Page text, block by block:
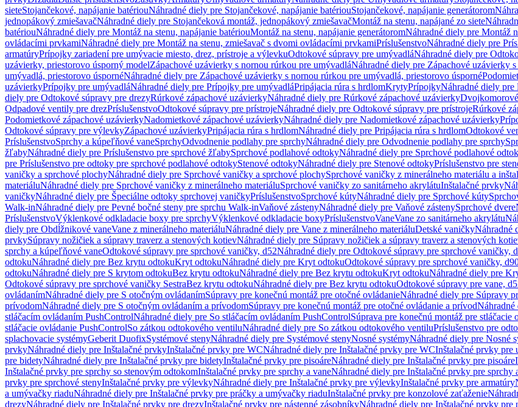
sieteStojančekové, napájanie batériouNáhradné diely pre Stojančekové, napájanie batériouStojančekové, napájanie generátorom
jednopákový zmiešavačNáhradné diely pre Stojančeková montáž, jednopákový zmiešavačMontáž na stenu, napájané zo siete
batériouNáhradné diely pre Montáž na stenu, napájanie batériouMontáž na stenu, napájanie generátoromNáhradné diely pre Montáž
ovládacími prvkamiNáhradné diely pre Montáž na stenu, zmiešavač s dvomi ovládacími prvkamiPríslušenstvoNáhradné diely pre
armatúryPrípojky zariadení pre umývacie miesto, drez, prístroje a výlevkuOdtokové súpravy pre umývadláNáhradné diely pre
uzávierky, priestorovo úsporný modelZápachové uzávierky s nornou rúrkou pre umývadláNáhradné diely pre Zápachové uzávierky
umývadlá, priestorovo úspornéNáhradné diely pre Zápachové uzávierky s nornou rúrkou pre umývadlá, priestorovo úsporné
uzávierkyPrípojky pre umývadláNáhradné diely pre Prípojky pre umývadláPripájacia rúra s hrdlomKrytyPrípojkyNáhradné diely pre
diely pre Odtokové súpravy pre drezyRúrkové zápachové uzávierkyNáhradné diely pre Rúrkové zápachové uzávierky
Odpadové ventily pre drezPríslušenstvoOdtokové súpravy pre prístrojeNáhradné diely pre Odtokové súpravy pre prístrojeRúrkové
Podomietkové zápachové uzávierkyNadomietkové zápachové uzávierkyNáhradné diely pre Nadomietkové zápachové uzávierky
Odtokové súpravy pre výlevkyZápachové uzávierkyPripájacia rúra s hrdlomNáhradné diely pre Pripájacia rúra s hrdlomOdtokové
PríslušenstvoSprchy a kúpeľňové vaneSprchyOdvodnenie podlahy pre sprchyNáhradné diely pre Odvodnenie podlahy pre sprchy
žľabyNáhradné diely pre Príslušenstvo pre sprchové žľabySprchové podlahové odtokyNáhradné diely pre Sprchové podlahové
pre Príslušenstvo pre odtoky pre sprchové podlahové odtokyStenové odtokyNáhradné diely pre Stenové odtokyPríslušenstvo pre
vaničky a sprchové plochyNáhradné diely pre Sprchové vaničky a sprchové plochySprchové vaničky z minerálneho materiálu a
materiáluNáhradné diely pre Sprchové vaničky z minerálneho materiáluSprchové vaničky zo sanitárneho akrylátuInštalačné prvky
vaničkyNáhradné diely pre Špeciálne odtoky sprchovej vaničkyPríslušenstvoSprchové kútyNáhradné diely pre Sprchové kúty
Walk-inNáhradné diely pre Pevné bočné steny pre sprchu Walk-inVaňové zástenyNáhradné diely pre Vaňové zástenySprchové dvere
PríslušenstvoVýklenkové odkladacie boxy pre sprchyVýklenkové odkladacie boxyPríslušenstvoVaneVane zo sanitárneho akrylátu
diely pre Obdĺžnikové vaneVane z minerálneho materiáluNáhradné diely pre Vane z minerálneho materiáluDetské vaničkyNáhradné
prvkySúpravy nožičiek a súpravy traverz a stenových kotievNáhradné diely pre Súpravy nožičiek a súpravy traverz a stenových
sprchy a kúpeľňové vaneOdtokové súpravy pre sprchové vaničky, d52Náhradné diely pre Odtokové súpravy pre sprchové vaničky,
odtokuNáhradné diely pre Bez krytu odtokuKryt odtokuNáhradné diely pre Kryt odtokuOdtokové súpravy pre sprchové vaničky,
odtokuNáhradné diely pre S krytom odtokuBez krytu odtokuNáhradné diely pre Bez krytu odtokuKryt odtokuNáhradné diely pre
Odtokové súpravy pre sprchové vaničky SestraBez krytu odtokuNáhradné diely pre Bez krytu odtokuOdtokové súpravy pre vane,
ovládanímNáhradné diely pre S otočným ovládanímSúpravy pre konečnú montáž pre otočné ovládanieNáhradné diely pre Súpravy
prívodomNáhradné diely pre S otočným ovládaním a prívodomSúpravy pre konečnú montáž pre otočné ovládanie a prívodNáhradné
stláčacím ovládaním PushControlNáhradné diely pre So stláčacím ovládaním PushControlSúprava pre konečnú montáž pre stláčacie
stláčacie ovládanie PushControlSo zátkou odtokového ventiluNáhradné diely pre So zátkou odtokového ventiluPríslušenstvo pre
splachovacie systémyGeberit DuofixSystémové stenyNáhradné diely pre Systémové stenyNosné systémyNáhradné diely pre Nosné
prvkyNáhradné diely pre Inštalačné prvkyInštalačné prvky pre WCNáhradné diely pre Inštalačné prvky pre WCInštalačné prvky pre
pre bidetyNáhradné diely pre Inštalačné prvky pre bidetyInštalačné prvky pre pisoáreNáhradné diely pre Inštalačné prvky pre pisoáre
Inštalačné prvky pre sprchy so stenovým odtokomInštalačné prvky pre sprchy a vaneNáhradné diely pre Inštalačné prvky pre sprchy
prvky pre sprchové stenyInštalačné prvky pre výlevkyNáhradné diely pre Inštalačné prvky pre výlevkyInštalačné prvky pre armatúry
a umývačky riaduNáhradné diely pre Inštalačné prvky pre práčky a umývačky riaduInštalačné prvky pre konzolové zaťaženie
drezyNáhradné diely pre Inštalačné prvky pre drezyInštalačné prvky pre nástenné zásobníkyNáhradné diely pre Inštalačné prvky pre